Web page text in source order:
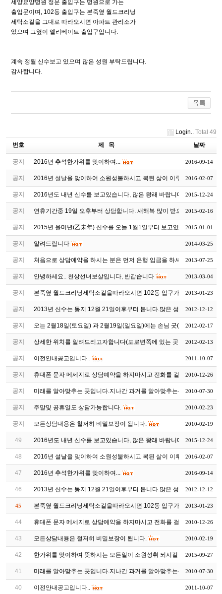
세양요양병원 정문 출입구는 병원으로 가는
출입문이며, 102동 출입구는 본죽옆 월드크리닝
세탁소길을 그대로 따라오시면 아파트 관리소가
있으며 그옆이 엘리베이트 출입구입니다.
계속 정월 신수보고 있으며 많은 성원 부탁드립니다.
감사합니다.
Login..Total 49
번호
제 목 날짜
공지 2016년 추석한가위를 맞이하여... 2016-09-14
공지 2016년 설날을 맞이하여 소원성불하시고 복된 삶이 이루어지시길...
2016-02-07
공지 2016년도 내년 신수를 보고있습니다, 많은 왕래 바랍니다 2015-12-24
공지 연휴기간중 19일 오후부터 상담합니다. 새해복 많이 받으십시요~
2015-02-16
공지 2015년 을미년(乙未年) 신수를 오늘 1월1일부터 보고있습니다2015-01-01
공지 알려드립니다 2014-03-25
공지 처음으로 상담예약을 하시는 분은 먼저 은행 입금을 하셔야 상...2013-07-25
공지 안녕하세요.. 천상선녀보살입니다, 반갑습니다 2013-03-04
공지 본죽옆 월드크리닝세탁소길을따라오시면 102동 입구가있습니다
2013-01-23
공지 2013년 신수는 동지 12월 21일이후부터 봅니다.많은 성원 부탁드...
2012-12-12
공지 오는 2월18일(토요일) 과 2월19일(일요일)에는 손님 굿(조상천도...
2012-02-17
공지 상세한 위치를 알려드리고자합니다(도로변쪽에 있는 곳이 102동...
2012-02-13
공지 이전안내공고입니다.. 2011-10-07
공지 휴대폰 문자 메세지로 상담예약을 하지마시고 전화를 걸어 예약 ...
2010-12-26
공지 미래를 알아맞추는 곳입니다.지나간 과거를 알아맞추는는 곳이 ...
2010-07-30
공지 주말및 공휴일도 상담가능합니다. 2010-02-23
공지 모든상담내용은 철저히 비밀보장이 됩니다. 2010-02-19
49 2016년도 내년 신수를 보고있습니다, 많은 왕래 바랍니다 2015-12-24
48 2016년 설날을 맞이하여 소원성불하시고 복된 삶이 이루어지시길...
2016-02-07
47 2016년 추석한가위를 맞이하여... 2016-09-14
46 2013년 신수는 동지 12월 21일이후부터 봅니다.많은 성원 부탁드...
2012-12-12
45 본죽옆 월드크리닝세탁소길을따라오시면 102동 입구가있습니다
2013-01-23
44 휴대폰 문자 메세지로 상담예약을 하지마시고 전화를 걸어 예약 ...
2010-12-26
43 모든상담내용은 철저히 비밀보장이 됩니다. 2010-02-19
42 한가위를 맞이하여 뜻하시는 모든일이 소원성취 되시길 바랍니다
2015-09-27
41 미래를 알아맞추는 곳입니다.지나간 과거를 알아맞추는는 곳이 ...
2010-07-30
40 이전안내공고입니다.. 2011-10-07